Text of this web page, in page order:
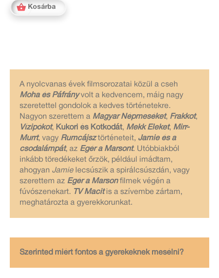
Kosárba
A nyolcvanas évek filmsorozatai közül a cseh
Moha és Páfrányvolt a kedvencem, máig nagy
szeretettel gondolok a kedves történetekre.
Nagyon szerettem a Magyar Népmeséket, Frakkot,
Vízipókot, Kukori és Kotkodát, Mekk Eleket, Mirr-
Murrt, vagy Rumcájsztörténeteit, Jamie és a
csodalámpát, az Egér a Marsont. Utóbbiakból
inkább töredékeket őrzök, például imádtam,
ahogyan Jamielecsúszik a spirálcsúszdán, vagy
szerettem az Egér a Marsonfilmek végén a
fúvószenekart. TV Macitis a szívembe zártam,
meghatározta a gyerekkorunkat.
Szerinted miért fontos a gyerekeknek mesélni?